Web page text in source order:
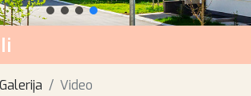
Galerija Video